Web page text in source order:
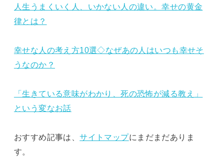
人生うまくいく人、いかない人の違い。幸せの黄金
律とは？
幸せな人の考え方10選◇なぜあの人はいつも幸せそ
うなのか？
「生きている意味がわかり、死の恐怖が減る教え」
という変なお話
おすすめ記事は、サイトマップにまだまだありま
す。